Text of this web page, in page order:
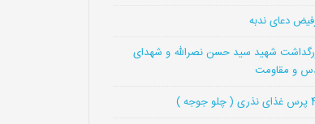
دعای ندبه
شهید سید حسن نصرالله و شهدای
و مقاومت